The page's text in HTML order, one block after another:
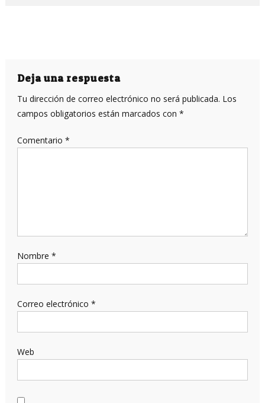
Deja una respuesta
Tu dirección de correo electrónico no será publicada. Los
campos obligatorios están marcados con *
Comentario *
Nombre *
Correo electrónico *
Web